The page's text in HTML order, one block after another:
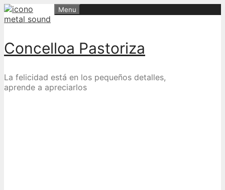
Skip
to
Concelloa Pastoriza
La felicidad está en los pequeños detalles,
aprende a apreciarlos
Menu